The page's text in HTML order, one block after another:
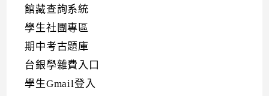
館藏查詢系統
學生社團專區
期中考古題庫
台銀學雜費入口
學生Gmail登入